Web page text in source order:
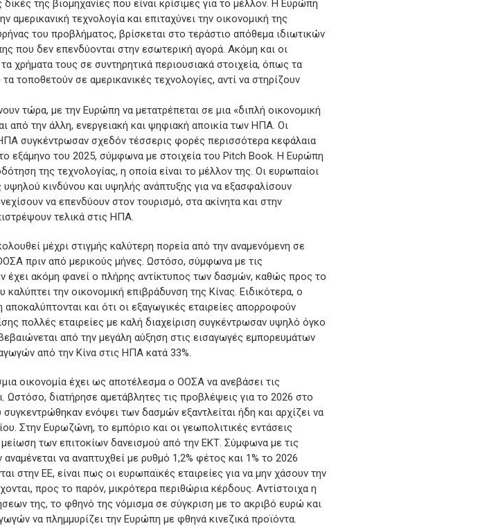
της βιομηχανίες που είναι κρίσιμες για το μέλλον. Η Ευρώπη
αμερικανική τεχνολογία και επιταχύνει την οικονομική της
του προβλήματος, βρίσκεται στο τεράστιο απόθεμα ιδιωτικών
που δεν επενδύονται στην εσωτερική αγορά. Ακόμη και οι
χρήματα τους σε συντηρητικά περιουσιακά στοιχεία, όπως τα
τοποθετούν σε αμερικανικές τεχνολογίες, αντί να στηρίζουν
τώρα, με την Ευρώπη να μετατρέπεται σε μια «διπλή οικονομική
από την άλλη, ενεργειακή και ψηφιακή αποικία των ΗΠΑ. Οι
συγκέντρωσαν σχεδόν τέσσερις φορές περισσότερα κεφάλαια
εξάμηνο του 2025, σύμφωνα με στοιχεία του Pitch Book. Η Ευρώπη
της τεχνολογίας, η οποία είναι το μέλλον της. Οι ευρωπαίοι
κινδύνου και υψηλής ανάπτυξης για να εξασφαλίσουν
να επενδύουν στον τουρισμό, στα ακίνητα και στην
τελικά στις ΗΠΑ.
μέχρι στιγμής καλύτερη πορεία από την αναμενόμενη σε
πριν από μερικούς μήνες. Ωστόσο, σύμφωνα με τις
έχει ακόμη φανεί ο πλήρης αντίκτυπος των δασμών, καθώς προς το
την οικονομική επιβράδυνση της Κίνας. Ειδικότερα, ο
και ότι οι εξαγωγικές εταιρείες απορροφούν
πολλές εταιρείες με καλή διαχείριση συγκέντρωσαν υψηλό όγκο
από την μεγάλη αύξηση στις εισαγωγές εμπορευμάτων
από την Κίνα στις ΗΠΑ κατά 33%.
οικονομία έχει ως αποτέλεσμα ο ΟΟΣΑ να ανεβάσει τις
διατήρησε αμετάβλητες τις προβλέψεις για το 2026 στο
ενόψει των δασμών εξαντλείται ήδη και αρχίζει να
Στην Ευρωζώνη, το εμπόριο και οι γεωπολιτικές εντάσεις
μείωση των επιτοκίων δανεισμού από την ΕΚΤ. Σύμφωνα με τις
να αναπτυχθεί με ρυθμό 1,2% φέτος και 1% το 2026
στην ΕΕ, είναι πως οι ευρωπαϊκές εταιρείες για να μην χάσουν την
προς το παρόν, μικρότερα περιθώρια κέρδους. Αντίστοιχα η
της, το φθηνό της νόμισμα σε σύγκριση με το ακριβό ευρώ και
να πλημμυρίζει την Ευρώπη με φθηνά κινεζικά προϊόντα.